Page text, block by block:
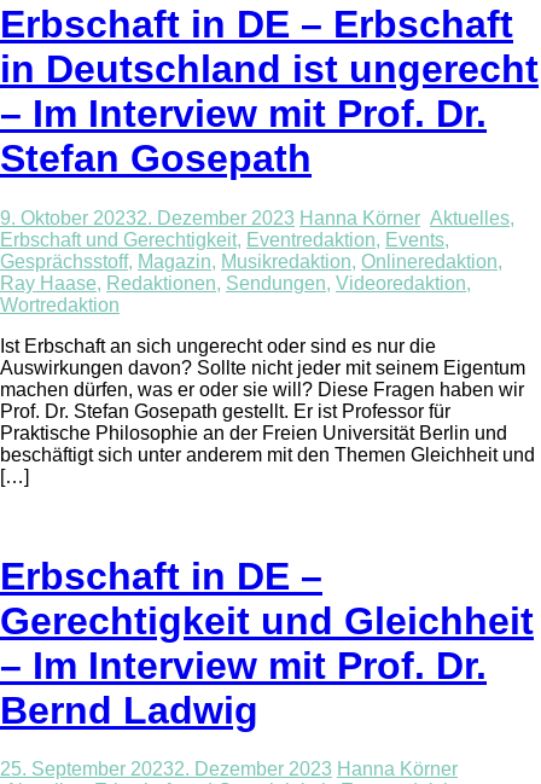
Erbschaft in DE – Erbschaft
in Deutschland ist ungerecht
– Im Interview mit Prof. Dr.
Stefan Gosepath
9. Oktober 20232. Dezember 2023 Hanna Körner Aktuelles,
Erbschaft und Gerechtigkeit, Eventredaktion, Events,
Gesprächsstoff, Magazin, Musikredaktion, Onlineredaktion,
Ray Haase, Redaktionen, Sendungen, Videoredaktion,
Wortredaktion
Ist Erbschaft an sich ungerecht oder sind es nur die
Auswirkungen davon? Sollte nicht jeder mit seinem Eigentum
machen dürfen, was er oder sie will? Diese Fragen haben wir
Prof. Dr. Stefan Gosepath gestellt. Er ist Professor für
Praktische Philosophie an der Freien Universität Berlin und
beschäftigt sich unter anderem mit den Themen Gleichheit und
[…]
Erbschaft in DE –
Gerechtigkeit und Gleichheit
– Im Interview mit Prof. Dr.
Bernd Ladwig
25. September 20232. Dezember 2023 Hanna Körner